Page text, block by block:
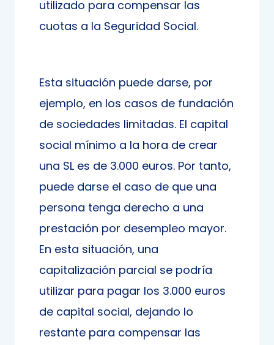
utilizado para compensar las
cuotas a la Seguridad Social.
Esta situación puede darse, por
ejemplo, en los casos de fundación
de sociedades limitadas. El capital
social mínimo a la hora de crear
una SL es de 3.000 euros. Por tanto,
puede darse el caso de que una
persona tenga derecho a una
prestación por desempleo mayor.
En esta situación, una
capitalización parcial se podría
utilizar para pagar los 3.000 euros
de capital social, dejando lo
restante para compensar las